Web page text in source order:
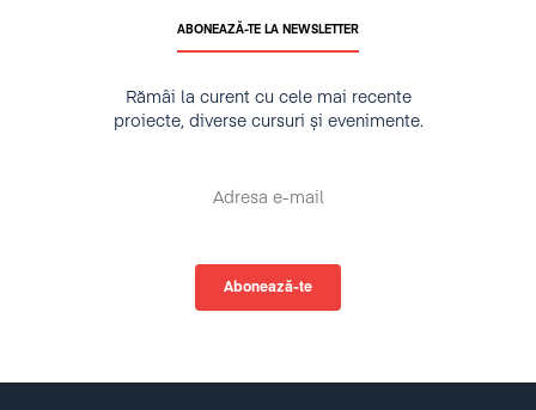
ABONEAZĂ-TE LA NEWSLETTER
Rămâi la curent cu cele mai recente
proiecte, diverse cursuri și evenimente.